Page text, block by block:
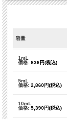
容量
1mL
価格: 636円(税込)
5mL
価格: 2,860円(税込)
10mL
価格: 5,390円(税込)